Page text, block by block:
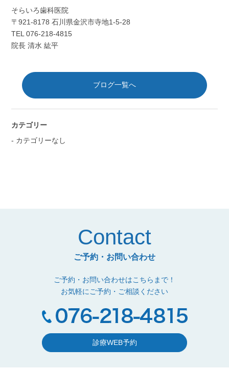
そらいろ歯科医院
〒921-8178 石川県金沢市寺地1-5-28
TEL 076-218-4815
院長 清水 紘平
ブログ一覧へ
カテゴリー
カテゴリーなし
Contact
ご予約・お問い合わせ
ご予約・お問い合わせはこちらまで！
お気軽にご予約・ご相談ください
診療WEB予約